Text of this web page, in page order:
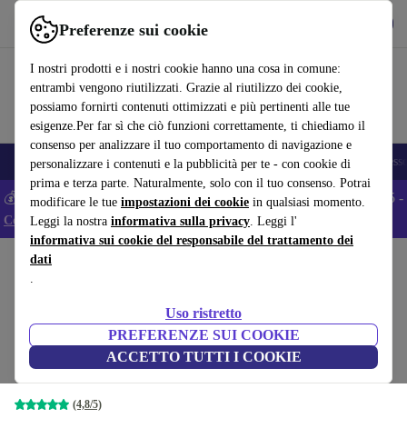
Preferenze sui cookie
I nostri prodotti e i nostri cookie hanno una cosa in comune:
entrambi vengono riutilizzati. Grazie al riutilizzo dei cookie,
possiamo fornirti contenuti ottimizzati e più pertinenti alle tue
esigenze.Per far sì che ciò funzioni correttamente, ti chiediamo il
consenso per analizzare il tuo comportamento di navigazione e
personalizzare i contenuti e la pubblicità per te - con cookie di
prima e terza parte. Naturalmente, solo con il tuo consenso. Potrai
modificare le tue impostazioni dei cookie in qualsiasi momento.
Leggi la nostra informativa sulla privacy. Leggi l'
informativa sui cookie del responsabile del trattamento dei
dati
.
Uso ristretto
PREFERENZE SUI COOKIE
ACCETTO TUTTI I COOKIE
Usa refurbed in modo rapido e semplice
🎒 Back to school Smartphone Portatili Tablet Smartwatch
💰 Extra -5% su tutti gli smartphone Android - Codice: ANDROID5 -
Condizioni
Home
Apple iMac 5K 2020 |
27pollici
i5-10500 | 8 GB | 256 GB SSD | Radeon Pro
(4,8/5)
615,00 €
Nuovo: 1.999,00 €